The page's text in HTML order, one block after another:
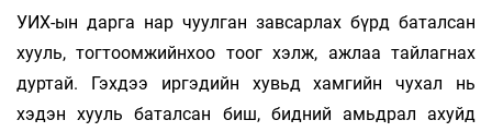
УИХ-ын дарга нар чуулган завсарлах бүрд баталсан
хууль, тогтоомжийнхоо тоог хэлж, ажлаа тайлагнах
дуртай. Гэхдээ иргэдийн хувьд хамгийн чухал нь
хэдэн хууль баталсан биш, бидний амьдрал ахуйд